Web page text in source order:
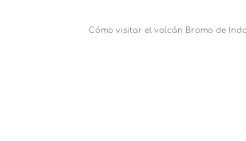
Cómo visitar el volcán Bromo de